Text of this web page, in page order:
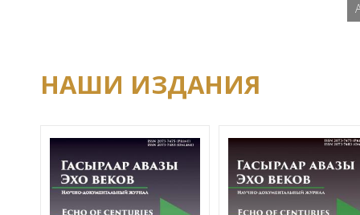
НАШИ ИЗДАНИЯ